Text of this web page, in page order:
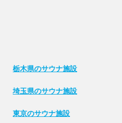
栃木県のサウナ施設
埼玉県のサウナ施設
東京のサウナ施設